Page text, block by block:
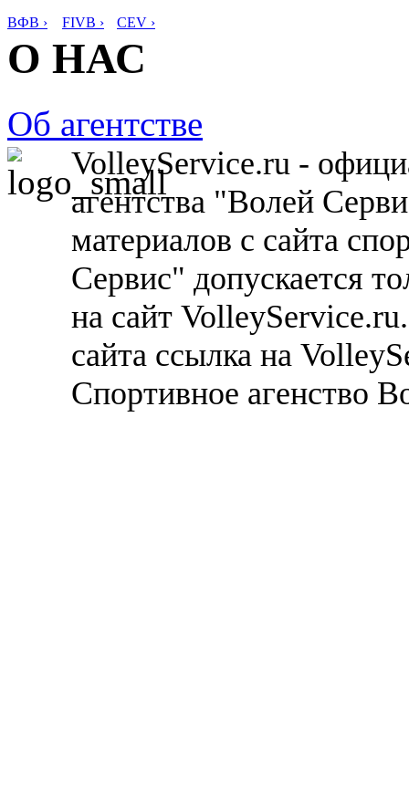
ВФВ › FIVB › CEV ›
О НАС
Об агентстве
VolleyService.ru -
агентства "Волей
материалов с сайта
Сервис" допускается
на сайт
сайта ссылка на
Спортивное агенство